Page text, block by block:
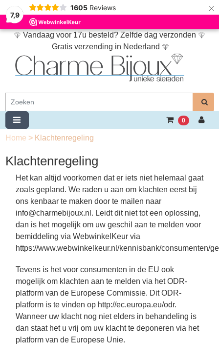
7,9
1605 Reviews ×
Vandaag voor 17u besteld? Zelfde dag verzonden
Gratis verzending in Nederland
0
Home > Klachtenregeling
Klachtenregeling
Het kan altijd voorkomen dat er iets niet helemaal gaat
zoals gepland. We raden u aan om klachten eerst bij
ons kenbaar te maken door te mailen naar
info@charmebijoux.nl. Leidt dit niet tot een oplossing,
dan is het mogelijk om uw geschil aan te melden voor
bemiddeling via WebwinkelKeur via
https://www.webwinkelkeur.nl/kennisbank/consumenten/
Tevens is het voor consumenten in de EU ook
mogelijk om klachten aan te melden via het ODR-
platform van de Europese Commissie. Dit ODR-
platform is te vinden op http://ec.europa.eu/odr.
Wanneer uw klacht nog niet elders in behandeling is
dan staat het u vrij om uw klacht te deponeren via het
platform van de Europese Unie.